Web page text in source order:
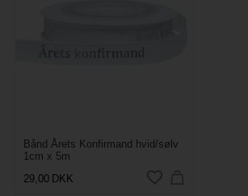
Bånd Årets Konfirmand hvid/sølv
1cm x 5m
29,00 DKK